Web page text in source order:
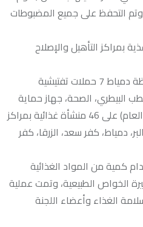
التحفظ على جميع المضبوطات
بمراكز التأهيل والإصلاح
وشن فرع سلامة الغذاء بمحافظة دمياط 7 حملات تفتيشية
البيطري، الصحة، جهاز حماية
المستهلك، إدارة البيئة بالديوان العام) على 46 منشأة غذائية بمراكز
دمياط، كفر سعد، الزرقا، كفر
كمية من المواد الغذائية
الخواص الطبيعية، وتمت عملية
الغذاء وأعضاء اللجنة